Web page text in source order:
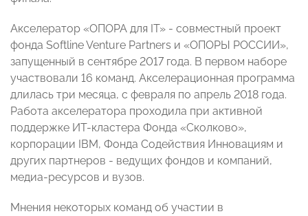
Акселератор «ОПОРА для IT» - совместный проект
фонда Softline Venture Partners и «ОПОРЫ РОССИИ»,
запущенный в сентябре 2017 года. В первом наборе
участвовали 16 команд. Акселерационная программа
длилась три месяца, с февраля по апрель 2018 года.
Работа акселератора проходила при активной
поддержке ИТ-кластера Фонда «Сколково»,
корпорации IBM, Фонда Содействия Инновациям и
других партнеров - ведущих фондов и компаний,
медиа-ресурсов и вузов.
Мнения некоторых команд об участии в